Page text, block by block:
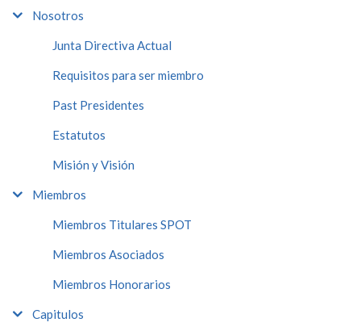
Nosotros
Junta Directiva Actual
Requisitos para ser miembro
Past Presidentes
Estatutos
Misión y Visión
Miembros
Miembros Titulares SPOT
Miembros Asociados
Miembros Honorarios
Capitulos